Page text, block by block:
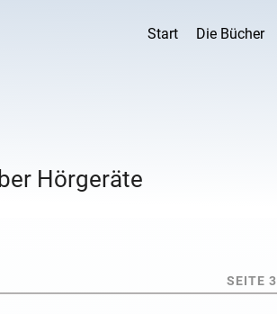
Start Die Bücher
Hörgeräte
SEITE 3